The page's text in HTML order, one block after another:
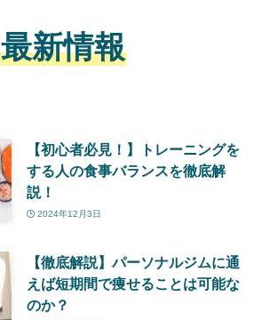
最新情報
【初心者必見！】トレーニングを
する人の食事バランスを徹底解
説！
2024年12月3日
【徹底解説】パーソナルジムに通
えば短期間で痩せることは可能な
のか？